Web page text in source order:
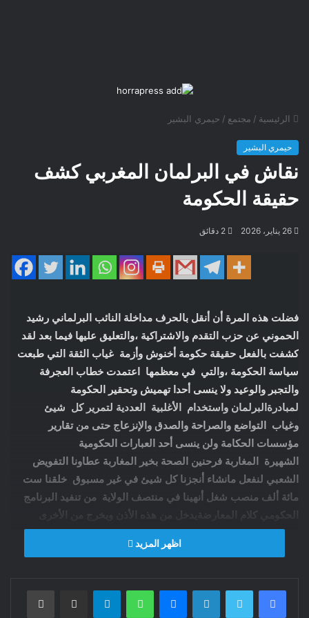
الرئيسية / مجتمع / حيمري البشير
حيمري البشير
نقاش في البرلمان المغربي كشف
حقيقة الحكومة
26 يناير، 2026
فضلت هذه المرة أن أنقل بالحرف مداخلة النائب البرلماني رشيد
الحموني عن حزب التقدم والاشتراكية ،والتعليق عليها فيما بعد لقد
كشفت بالفعل حقيقة حكومة أخنوش وأزمة غياب الثقة التي طبعت
سياسة الحكومة ،والتي في معظمها اعتمدت خطاب العجرفة
والتجبر والوعيد ولا ينسى أحدا تهميش وتحقير الحكومة
لمبادرةالبرلمان واستخدام الأغلبية العددية لتمرير كل شيئ
وغياب التواضع والصراحة والصدق والإنزعاج حتى من تقارير
مؤسسات الحكامة ولن ينسى أحد العبارات الحكومية
الشهيرة المغاربة فرحنين الصحة بخير المغاربة عطاونا التفويض
الشعبي لنفعل مانشاء أنجزنا كل شيئ في غير مسبوق خلقنا ست
مائة ألف منصب شغل أنهينا في منتصف الولاية من تنفيد البرنامج
الحكومي كلام المعارضةيدخل من هذه الأذن ويخرج من الأخرى
،المعارضة تقوم بالتشويش والمزايدة مبادرة البحث عن تقصي
الحقائق هي مجرد البحث عن البوز ومن الطبيعي أن تؤدي هذه
خطاب العجرفة والتجبر والوعد والوعيد ومن الطبيعي أن تؤدي هذه
اظهر المزيد
فيسبوك تويتر لينكدإن ماسنجر واتساب تيلقرام مشاركة عبر البريد طباعة